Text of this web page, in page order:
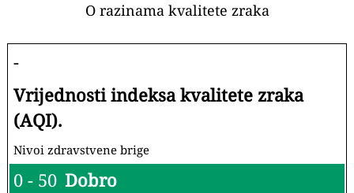
O razinama kvalitete zraka
-
Vrijednosti indeksa kvalitete zraka
(AQI).
Nivoi zdravstvene brige
0 - 50 Dobro